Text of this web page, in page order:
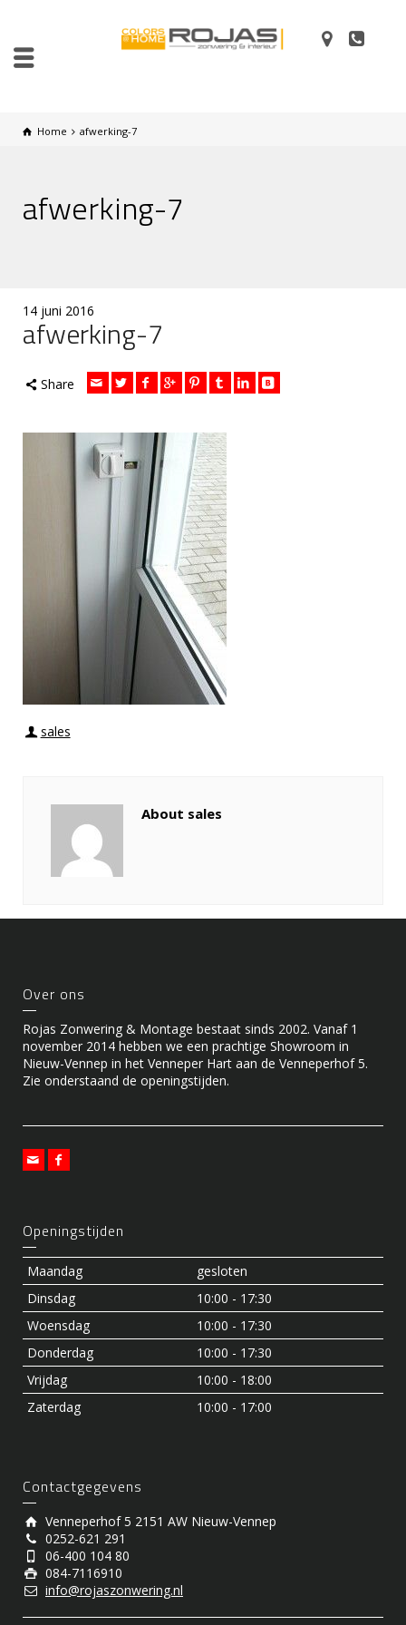
Home afwerking-7
afwerking-7
14 juni 2016
afwerking-7
Share
sales
About sales
Over ons
Rojas Zonwering & Montage bestaat sinds 2002. Vanaf 1
november 2014 hebben we een prachtige Showroom in
Nieuw-Vennep in het Venneper Hart aan de Venneperhof 5.
Zie onderstaand de openingstijden.
Openingstijden
Maandag
gesloten
Dinsdag
10:00 - 17:30
Woensdag
10:00 - 17:30
Donderdag
10:00 - 17:30
Vrijdag
10:00 - 18:00
Zaterdag
10:00 - 17:00
Contactgegevens
Venneperhof 5 2151 AW Nieuw-Vennep
0252-621 291
06-400 104 80
084-7116910
info@rojaszonwering.nl